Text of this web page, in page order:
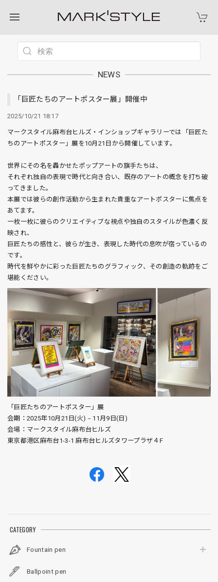
CATEGORY
Fountain pen
Ballpoint pen
NEWS
「巨匠たちのアートポスター展」開催中
2025/10/21 18:17
マークスタイル麻布台ヒルズ・インショップギャラリーでは「巨匠た
ちのアートポスター」展を10月21日から開催しています。
世界にその名を轟かせたポップアートの旗手たちは、
それぞれ独自の表現で時代と向き合い、既存のアートの概念を打ち破
ってきました。
本展では彼らの創作活動から生まれた貴重なアートポスターに焦点を
あてます。
一枚一枚に彼らのクリエイティブな視点や独自のスタイルが色濃く反
映され、
巨匠たちの感性と、彼らが生き、表現した時代の息吹が宿っているの
です。
時代を鮮やかに彩った巨匠たちのグラフィック、その創造の軌跡をご
堪能ください。
「巨匠たちのアートポスター」展
会期：2025年10月21日(火) ‒ 11月9日(日)
会場：マークスタイル麻布台ヒルズ
東京都港区麻布台1-3-1 麻布台ヒルズタワープラザ４F